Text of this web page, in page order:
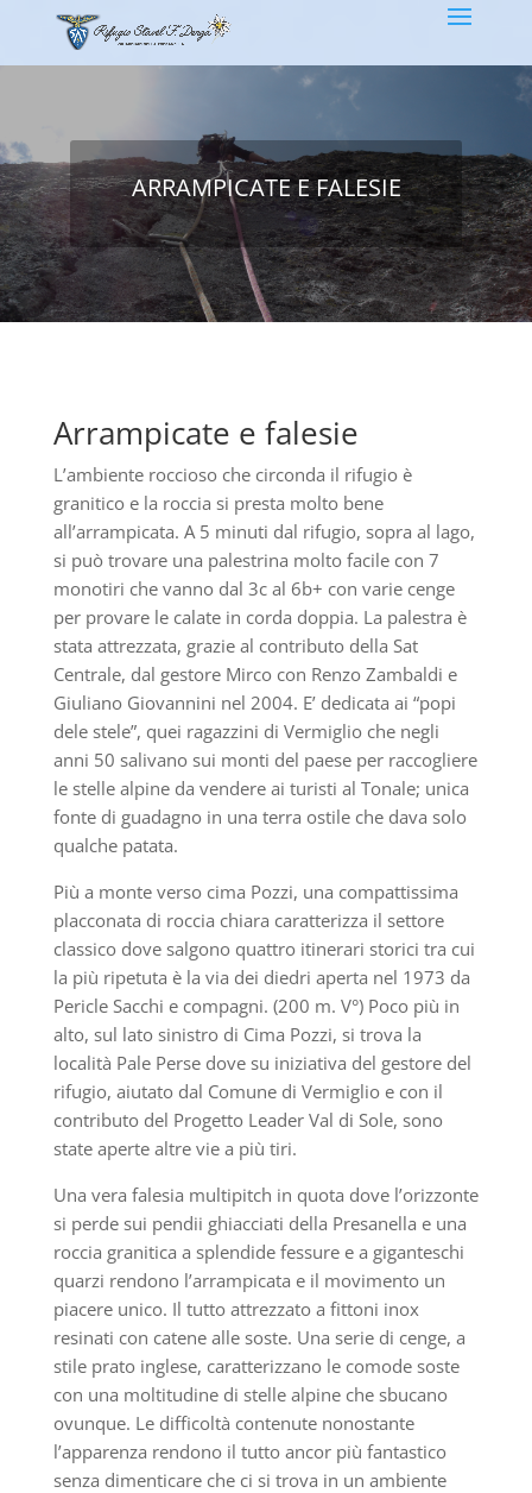
ARRAMPICATE E FALESIE
Arrampicate e falesie
L’ambiente roccioso che circonda il rifugio è
granitico e la roccia si presta molto bene
all’arrampicata. A 5 minuti dal rifugio, sopra al lago,
si può trovare una palestrina molto facile con 7
monotiri che vanno dal 3c al 6b+ con varie cenge
per provare le calate in corda doppia. La palestra è
stata attrezzata, grazie al contributo della Sat
Centrale, dal gestore Mirco con Renzo Zambaldi e
Giuliano Giovannini nel 2004. E’ dedicata ai “popi
dele stele”, quei ragazzini di Vermiglio che negli
anni 50 salivano sui monti del paese per raccogliere
le stelle alpine da vendere ai turisti al Tonale; unica
fonte di guadagno in una terra ostile che dava solo
qualche patata.
Più a monte verso cima Pozzi, una compattissima
placconata di roccia chiara caratterizza il settore
classico dove salgono quattro itinerari storici tra cui
la più ripetuta è la via dei diedri aperta nel 1973 da
Pericle Sacchi e compagni. (200 m. V°) Poco più in
alto, sul lato sinistro di Cima Pozzi, si trova la
località Pale Perse dove su iniziativa del gestore del
rifugio, aiutato dal Comune di Vermiglio e con il
contributo del Progetto Leader Val di Sole, sono
state aperte altre vie a più tiri.
Una vera falesia multipitch in quota dove l’orizzonte
si perde sui pendii ghiacciati della Presanella e una
roccia granitica a splendide fessure e a giganteschi
quarzi rendono l’arrampicata e il movimento un
piacere unico. Il tutto attrezzato a fittoni inox
resinati con catene alle soste. Una serie di cenge, a
stile prato inglese, caratterizzano le comode soste
con una moltitudine di stelle alpine che sbucano
ovunque. Le difficoltà contenute nonostante
l’apparenza rendono il tutto ancor più fantastico
senza dimenticare che ci si trova in un ambiente